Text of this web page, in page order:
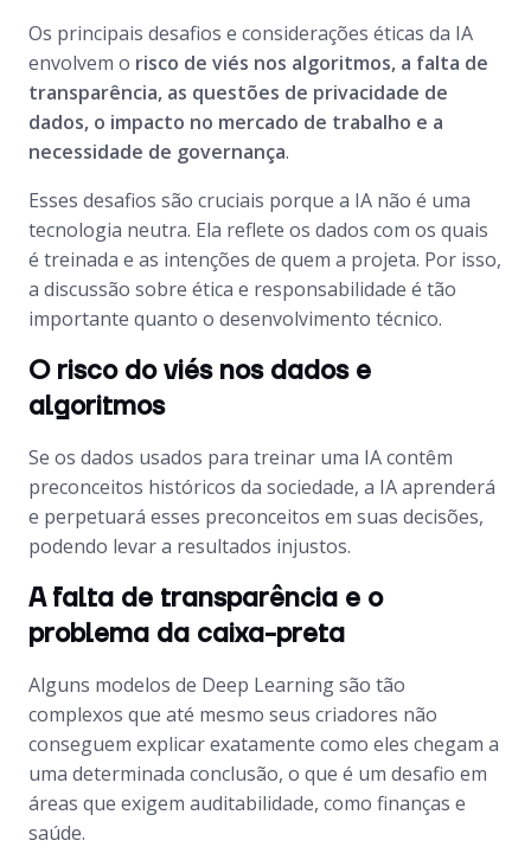
Os principais desafios e considerações éticas da IA
envolvem o risco de viés nos algoritmos, a falta de
transparência, as questões de privacidade de
dados, o impacto no mercado de trabalho e a
necessidade de governança.
Esses desafios são cruciais porque a IA não é uma
tecnologia neutra. Ela reflete os dados com os quais
é treinada e as intenções de quem a projeta. Por isso,
a discussão sobre ética e responsabilidade é tão
importante quanto o desenvolvimento técnico.
O risco do viés nos dados e
algoritmos
Se os dados usados para treinar uma IA contêm
preconceitos históricos da sociedade, a IA aprenderá
e perpetuará esses preconceitos em suas decisões,
podendo levar a resultados injustos.
A falta de transparência e o
problema da caixa-preta
Alguns modelos de Deep Learning são tão
complexos que até mesmo seus criadores não
conseguem explicar exatamente como eles chegam a
uma determinada conclusão, o que é um desafio em
áreas que exigem auditabilidade, como finanças e
saúde.